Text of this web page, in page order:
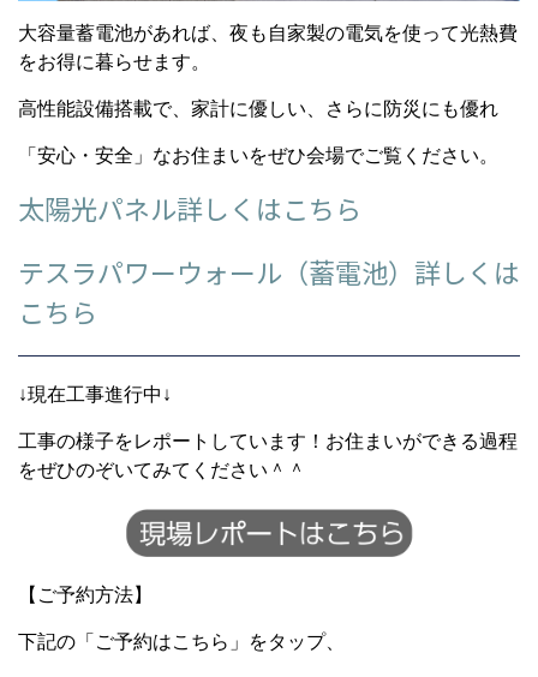
大容量蓄電池があれば、夜も自家製の電気を使って光熱費
をお得に暮らせます。
高性能設備搭載で、家計に優しい、さらに防災にも優れ
「安心・安全」なお住まいをぜひ会場でご覧ください。
太陽光パネル詳しくはこちら
テスラパワーウォール（蓄電池）詳しくは
こちら
↓現在工事進行中↓
工事の様子をレポートしています！お住まいができる過程
をぜひのぞいてみてください＾＾
【ご予約方法】
下記の「ご予約はこちら」をタップ、